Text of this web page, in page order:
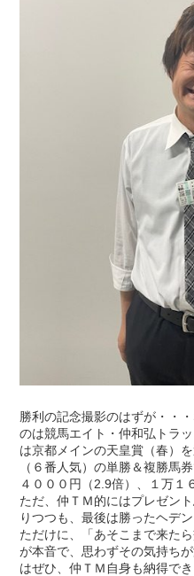
勝利の記念撮影のはずが・・
のは競馬エイト・仲和弘トラ
は京都メインの天皇賞（春）
（６番人気）の単勝＆複勝馬
４０００円（2.9倍）、１万１
ただ、仲ＴＭ的にはプレゼン
りつつも、最後は勝ったヘデ
ただけに、「あそこまで来た
が本音で、思わずその気持ち
はぜひ、仲ＴＭ自身も納得で